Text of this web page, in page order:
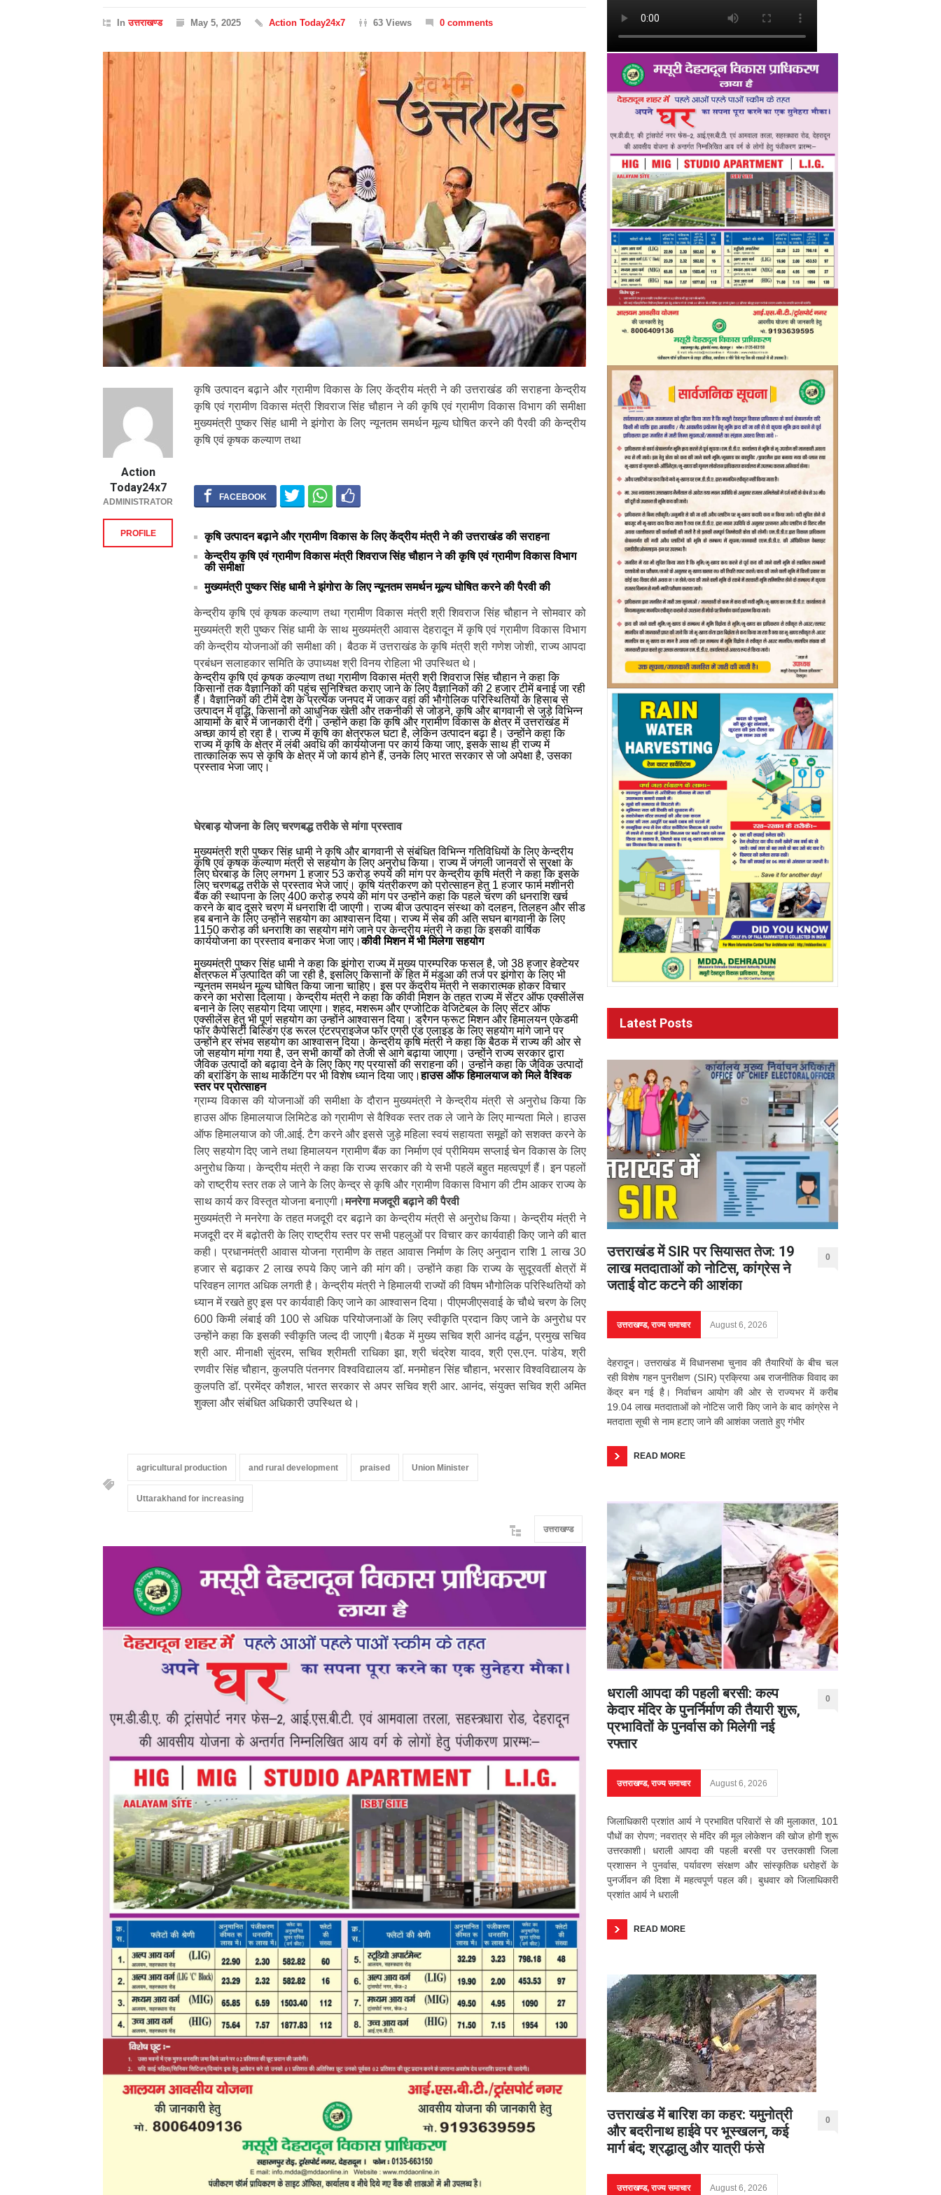
Inउत्तराखण्ड May 5, 2025 Action Today24x7 63 Views 0 comments
कृषि उत्पादन बढ़ाने और ग्रामीण विकास के लिए केंद्रीय मंत्री ने की उत्तराखंड की सराहना केन्द्रीय
कृषि एवं ग्रामीण विकास मंत्री शिवराज सिंह चौहान ने की कृषि एवं ग्रामीण विकास विभाग की समीक्षा
मुख्यमंत्री पुष्कर सिंह धामी ने झंगोरा के लिए न्यूनतम समर्थन मूल्य घोषित करने की पैरवी की केन्द्रीय
कृषि एवं कृषक कल्याण तथा
कृषि उत्पादन बढ़ाने और ग्रामीण विकास के लिए केंद्रीय मंत्री ने की उत्तराखंड की सराहना
केन्द्रीय कृषि एवं ग्रामीण विकास मंत्री शिवराज सिंह चौहान ने की कृषि एवं ग्रामीण विकास विभाग
की समीक्षा
मुख्यमंत्री पुष्कर सिंह धामी ने झंगोरा के लिए न्यूनतम समर्थन मूल्य घोषित करने की पैरवी की
केन्द्रीय कृषि एवं कृषक कल्याण तथा ग्रामीण विकास मंत्री श्री शिवराज सिंह चौहान ने सोमवार को
मुख्यमंत्री श्री पुष्कर सिंह धामी के साथ मुख्यमंत्री आवास देहरादून में कृषि एवं ग्रामीण विकास विभाग
की केन्द्रीय योजनाओं की समीक्षा की। बैठक में उत्तराखंड के कृषि मंत्री श्री गणेश जोशी, राज्य आपदा
प्रबंधन सलाहकार समिति के उपाध्यक्ष श्री विनय रोहिला भी उपस्थित थे।
केन्द्रीय कृषि एवं कृषक कल्याण तथा ग्रामीण विकास मंत्री श्री शिवराज सिंह चौहान ने कहा कि
किसानों तक वैज्ञानिकों की पहुंच सुनिश्चित कराए जाने के लिए वैज्ञानिकों की 2 हजार टीमें बनाई जा रही
हैं। वैज्ञानिकों की टीमें देश के प्रत्येक जनपद में जाकर वहां की भौगोलिक परिस्थितियों के हिसाब से
उत्पादन में वृद्धि, किसानों को आधुनिक खेती और तकनीकी से जोड़ने, कृषि और बागवानी से जुड़े विभिन्न
आयामों के बारे में जानकारी देंगी। उन्होंने कहा कि कृषि और ग्रामीण विकास के क्षेत्र में उत्तराखंड में
अच्छा कार्य हो रहा है। राज्य में कृषि का क्षेत्रफल घटा है, लेकिन उत्पादन बढ़ा है। उन्होंने कहा कि
राज्य में कृषि के क्षेत्र में लंबी अवधि की कार्ययोजना पर कार्य किया जाए, इसके साथ ही राज्य में
तात्कालिक रूप से कृषि के क्षेत्र में जो कार्य होने हैं, उनके लिए भारत सरकार से जो अपेक्षा है, उसका
प्रस्ताव भेजा जाए।
घेरबाड़ योजना के लिए चरणबद्ध तरीके से मांगा प्रस्ताव
मुख्यमंत्री श्री पुष्कर सिंह धामी ने कृषि और बागवानी से संबंधित विभिन्न गतिविधियों के लिए केन्द्रीय
कृषि एवं कृषक कल्याण मंत्री से सहयोग के लिए अनुरोध किया। राज्य में जंगली जानवरों से सुरक्षा के
लिए घेरबाड़ के लिए लगभग 1 हजार 53 करोड़ रुपये की मांग पर केन्द्रीय कृषि मंत्री ने कहा कि इसके
लिए चरणबद्ध तरीके से प्रस्ताव भेजे जाएं। कृषि यंत्रीकरण को प्रोत्साहन हेतु 1 हजार फार्म मशीनरी
बैंक की स्थापना के लिए 400 करोड़ रुपये की मांग पर उन्होंने कहा कि पहले चरण की धनराशि खर्च
करने के बाद दूसरे चरण में धनराशि दी जाएगी। राज्य बीज उत्पादन संस्था को दलहन, तिलहन और सीड
हब बनाने के लिए उन्होंने सहयोग का आश्वासन दिया। राज्य में सेब की अति सघन बागवानी के लिए
1150 करोड़ की धनराशि का सहयोग मांगे जाने पर केन्द्रीय मंत्री ने कहा कि इसकी वार्षिक
कार्ययोजना का प्रस्ताव बनाकर भेजा जाए।कीवी मिशन में भी मिलेगा सहयोग
मुख्यमंत्री पुष्कर सिंह धामी ने कहा कि झंगोरा राज्य में मुख्य पारम्परिक फसल है, जो 38 हजार हेक्टेयर
क्षेत्रफल में उत्पादित की जा रही है, इसलिए किसानों के हित में मंडुआ की तर्ज पर झंगोरा के लिए भी
न्यूनतम समर्थन मूल्य घोषित किया जाना चाहिए। इस पर केंद्रीय मंत्री ने सकारात्मक होकर विचार
करने का भरोसा दिलाया। केन्द्रीय मंत्री ने कहा कि कीवी मिशन के तहत राज्य में सेंटर ऑफ एक्सीलेंस
बनाने के लिए सहयोग दिया जाएगा। शहद, मशरूम और एग्जोटिक वेजिटेबल के लिए सेंटर ऑफ
एक्सीलेंस हेतु भी पूर्ण सहयोग का उन्होंने आश्वासन दिया। ड्रैगन फ्रूट मिशन और हिमालयन एकेडमी
फॉर कैपेसिटी बिल्डिंग एंड रूरल एंटरप्राइजेज फॉर एग्री एंड एलाइड के लिए सहयोग मांगे जाने पर
उन्होंने हर संभव सहयोग का आश्वासन दिया। केन्द्रीय कृषि मंत्री ने कहा कि बैठक में राज्य की ओर से
जो सहयोग मांगा गया है, उन सभी कार्यों को तेजी से आगे बढ़ाया जाएगा। उन्होंने राज्य सरकार द्वारा
जैविक उत्पादों को बढ़ावा देने के लिए किए गए प्रयासों की सराहना की। उन्होंने कहा कि जैविक उत्पादों
की ब्रांडिंग के साथ मार्केटिंग पर भी विशेष ध्यान दिया जाए।हाउस ऑफ हिमालयाज को मिले वैश्विक
स्तर पर प्रोत्साहन
ग्राम्य विकास की योजनाओं की समीक्षा के दौरान मुख्यमंत्री ने केन्द्रीय मंत्री से अनुरोध किया कि
हाउस ऑफ हिमालयाज लिमिटेड को ग्रामीण से वैश्विक स्तर तक ले जाने के लिए मान्यता मिले। हाउस
ऑफ हिमालयाज को जी.आई. टैग करने और इससे जुड़े महिला स्वयं सहायता समूहों को सशक्त करने के
लिए सहयोग दिए जाने तथा हिमालयन ग्रामीण बैंक का निर्माण एवं प्रीमियम सप्लाई चेन विकास के लिए
अनुरोध किया। केन्द्रीय मंत्री ने कहा कि राज्य सरकार की ये सभी पहलें बहुत महत्वपूर्ण हैं। इन पहलों
को राष्ट्रीय स्तर तक ले जाने के लिए केन्द्र से कृषि और ग्रामीण विकास विभाग की टीम आकर राज्य के
साथ कार्य कर विस्तृत योजना बनाएगी।मनरेगा मजदूरी बढ़ाने की पैरवी
मुख्यमंत्री ने मनरेगा के तहत मजदूरी दर बढ़ाने का केन्द्रीय मंत्री से अनुरोध किया। केन्द्रीय मंत्री ने
मजदूरी दर में बढ़ोतरी के लिए राष्ट्रीय स्तर पर सभी पहलुओं पर विचार कर कार्यवाही किए जाने की बात
कही। प्रधानमंत्री आवास योजना ग्रामीण के तहत आवास निर्माण के लिए अनुदान राशि 1 लाख 30
हजार से बढ़ाकर 2 लाख रुपये किए जाने की मांग की। उन्होंने कहा कि राज्य के सुदूरवर्ती क्षेत्रों में
परिवहन लागत अधिक लगती है। केन्द्रीय मंत्री ने हिमालयी राज्यों की विषम भौगोलिक परिस्थितियों को
ध्यान में रखते हुए इस पर कार्यवाही किए जाने का आश्वासन दिया। पीएमजीएसवाई के चौथे चरण के लिए
600 किमी लंबाई की 100 से अधिक परियोजनाओं के लिए स्वीकृति प्रदान किए जाने के अनुरोध पर
उन्होंने कहा कि इसकी स्वीकृति जल्द दी जाएगी।बैठक में मुख्य सचिव श्री आनंद वर्द्धन, प्रमुख सचिव
श्री आर. मीनाक्षी सुंदरम, सचिव श्रीमती राधिका झा, श्री चंद्रेश यादव, श्री एस.एन. पांडेय, श्री
रणवीर सिंह चौहान, कुलपति पंतनगर विश्वविद्यालय डॉ. मनमोहन सिंह चौहान, भरसार विश्वविद्यालय के
कुलपति डॉ. प्रमेंद्र कौशल, भारत सरकार से अपर सचिव श्री आर. आनंद, संयुक्त सचिव श्री अमित
शुक्ला और संबंधित अधिकारी उपस्थित थे।
Action
Today24x7
ADMINISTRATOR
PROFILE
agricultural production and rural development praised Union Minister
Uttarakhand for increasing
उत्तराखण्ड
Latest Posts
उत्तराखंड में SIR पर सियासत तेज: 19
लाख मतदाताओं को नोटिस, कांग्रेस ने
जताई वोट कटने की आशंका
0
उत्तराखण्ड,राज्य समाचार August 6, 2026
देहरादून। उत्तराखंड में विधानसभा चुनाव की तैयारियों के बीच चल
रही विशेष गहन पुनरीक्षण (SIR) प्रक्रिया अब राजनीतिक विवाद का
केंद्र बन गई है। निर्वाचन आयोग की ओर से राज्यभर में करीब
19.04 लाख मतदाताओं को नोटिस जारी किए जाने के बाद कांग्रेस ने
मतदाता सूची से नाम हटाए जाने की आशंका जताते हुए गंभीर
READ MORE
धराली आपदा की पहली बरसी: कल्प
केदार मंदिर के पुनर्निर्माण की तैयारी शुरू,
प्रभावितों के पुनर्वास को मिलेगी नई
रफ्तार
0
उत्तराखण्ड,राज्य समाचार August 6, 2026
जिलाधिकारी प्रशांत आर्य ने प्रभावित परिवारों से की मुलाकात, 101
पौधों का रोपण; नवरात्र से मंदिर की मूल लोकेशन की खोज होगी शुरू
उत्तरकाशी। धराली आपदा की पहली बरसी पर उत्तरकाशी जिला
प्रशासन ने पुनर्वास, पर्यावरण संरक्षण और सांस्कृतिक धरोहरों के
पुनर्जीवन की दिशा में महत्वपूर्ण पहल की। बुधवार को जिलाधिकारी
प्रशांत आर्य ने धराली
READ MORE
उत्तराखंड में बारिश का कहर: यमुनोत्री
और बदरीनाथ हाईवे पर भूस्खलन, कई
मार्ग बंद; श्रद्धालु और यात्री फंसे
0
उत्तराखण्ड,राज्य समाचार August 6, 2026